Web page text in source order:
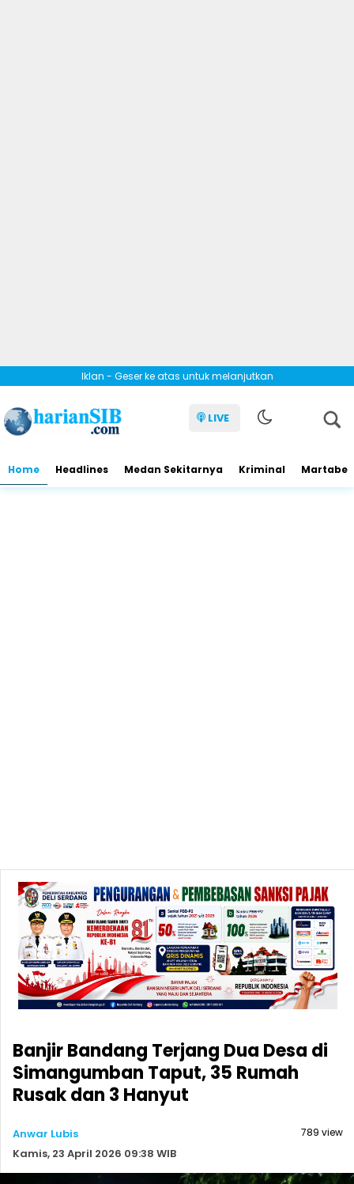
Iklan - Geser ke atas untuk melanjutkan
LIVE
Home Headlines Medan Sekitarnya Kriminal Martabe
Banjir Bandang Terjang Dua Desa di
Simangumban Taput, 35 Rumah
Rusak dan 3 Hanyut
Anwar Lubis
Kamis, 23 April 2026 09:38 WIB
789 view